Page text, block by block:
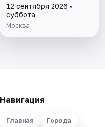
12 сентября 2026 •
суббота
Москва
Навигация
Главная Города